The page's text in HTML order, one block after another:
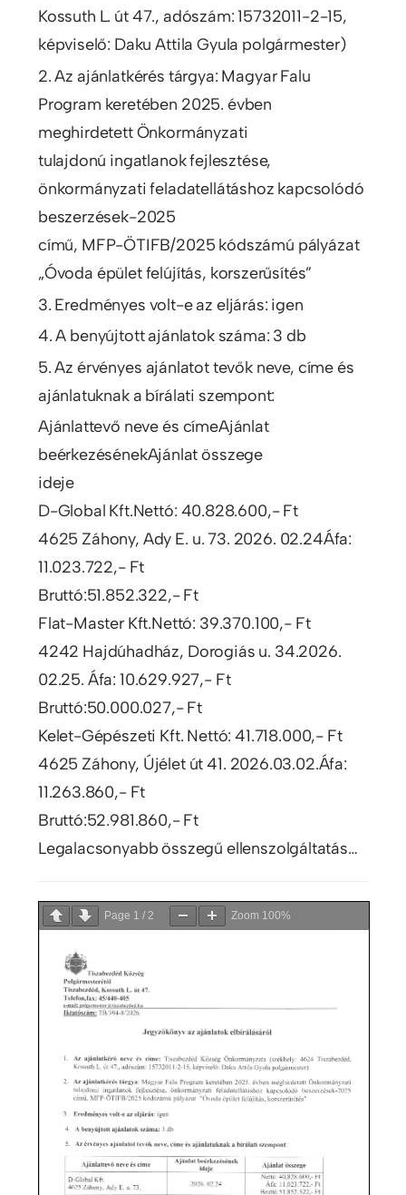
Kossuth L. út 47., adószám: 15732011-2-15,
képviselő: Daku Attila Gyula polgármester)
2. Az ajánlatkérés tárgya: Magyar Falu
Program keretében 2025. évben
meghirdetett Önkormányzati
tulajdonú ingatlanok fejlesztése,
önkormányzati feladatellátáshoz kapcsolódó
beszerzések-2025
című, MFP-ÖTIFB/2025 kódszámú pályázat
„Óvoda épület felújítás, korszerűsítés”
3. Eredményes volt-e az eljárás: igen
4. A benyújtott ajánlatok száma: 3 db
5. Az érvényes ajánlatot tevők neve, címe és
ajánlatuknak a bírálati szempont:
Ajánlattevő neve és címeAjánlat
beérkezésénekAjánlat összege
ideje
D-Global Kft.Nettó: 40.828.600,- Ft
4625 Záhony, Ady E. u. 73. 2026. 02.24Áfa:
11.023.722,- Ft
Bruttó:51.852.322,- Ft
Flat-Master Kft.Nettó: 39.370.100,- Ft
4242 Hajdúhadház, Dorogiás u. 34.2026.
02.25. Áfa: 10.629.927,- Ft
Bruttó:50.000.027,- Ft
Kelet-Gépészeti Kft. Nettó: 41.718.000,- Ft
4625 Záhony, Újélet út 41. 2026.03.02.Áfa:
11.263.860,- Ft
Bruttó:52.981.860,- Ft
Legalacsonyabb összegű ellenszolgáltatás…
Page 1 / 2 Zoom 100%